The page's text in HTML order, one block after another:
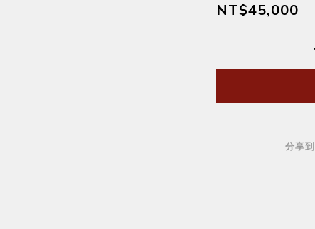
NT$45,000
分享到